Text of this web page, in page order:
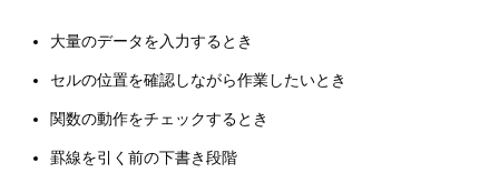
大量のデータを入力するとき
セルの位置を確認しながら作業したいとき
関数の動作をチェックするとき
罫線を引く前の下書き段階